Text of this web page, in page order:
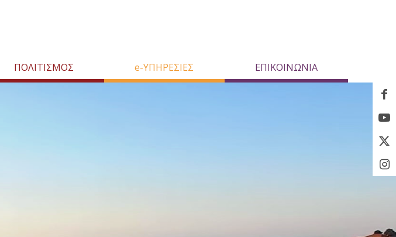
ΠΟΛΙΤΙΣΜΟΣ e-ΥΠΗΡΕΣΙΕΣ ΕΠΙΚΟΙΝΩΝΙΑ